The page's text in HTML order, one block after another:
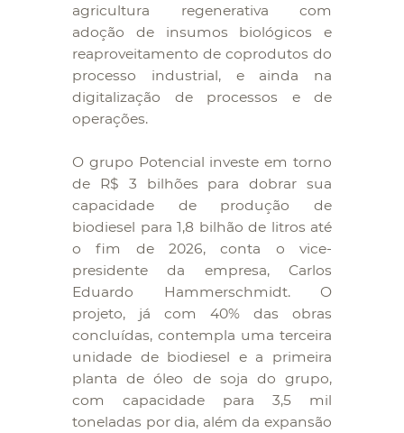
agricultura regenerativa com
adoção de insumos biológicos e
reaproveitamento de coprodutos do
processo industrial, e ainda na
digitalização de processos e de
operações.
O grupo Potencial investe em torno
de R$ 3 bilhões para dobrar sua
capacidade de produção de
biodiesel para 1,8 bilhão de litros até
o fim de 2026, conta o vice-
presidente da empresa, Carlos
Eduardo Hammerschmidt. O
projeto, já com 40% das obras
concluídas, contempla uma terceira
unidade de biodiesel e a primeira
planta de óleo de soja do grupo,
com capacidade para 3,5 mil
toneladas por dia, além da expansão